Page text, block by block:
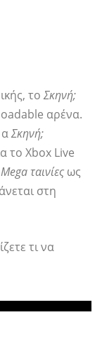
το Σκηνή;
αρένα.
αΣκηνή;
το Xbox Live
Mega ταινίες ως
στη
τι να